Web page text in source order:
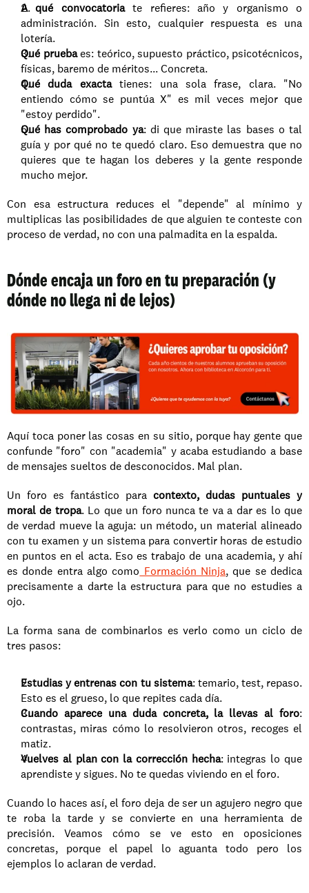
A qué convocatoria te refieres: año y organismo o
administración. Sin esto, cualquier respuesta es una
lotería.
Qué prueba es: teórico, supuesto práctico, psicotécnicos,
físicas, baremo de méritos... Concreta.
Qué duda exacta tienes: una sola frase, clara. "No
entiendo cómo se puntúa X" es mil veces mejor que
"estoy perdido".
Qué has comprobado ya: di que miraste las bases o tal
guía y por qué no te quedó claro. Eso demuestra que no
quieres que te hagan los deberes y la gente responde
mucho mejor.
Con esa estructura reduces el "depende" al mínimo y
multiplicas las posibilidades de que alguien te conteste con
proceso de verdad, no con una palmadita en la espalda.
Dónde encaja un foro en tu preparación (y
dónde no llega ni de lejos)
Aquí toca poner las cosas en su sitio, porque hay gente que
confunde "foro" con "academia" y acaba estudiando a base
de mensajes sueltos de desconocidos. Mal plan.
Un foro es fantástico para contexto, dudas puntuales y
moral de tropa. Lo que un foro nunca te va a dar es lo que
de verdad mueve la aguja: un método, un material alineado
con tu examen y un sistema para convertir horas de estudio
en puntos en el acta. Eso es trabajo de una academia, y ahí
es donde entra algo como Formación Ninja, que se dedica
precisamente a darte la estructura para que no estudies a
ojo.
La forma sana de combinarlos es verlo como un ciclo de
tres pasos:
Estudias y entrenas con tu sistema: temario, test, repaso.
Esto es el grueso, lo que repites cada día.
Cuando aparece una duda concreta, la llevas al foro:
contrastas, miras cómo lo resolvieron otros, recoges el
matiz.
Vuelves al plan con la corrección hecha: integras lo que
aprendiste y sigues. No te quedas viviendo en el foro.
Cuando lo haces así, el foro deja de ser un agujero negro que
te roba la tarde y se convierte en una herramienta de
precisión. Veamos cómo se ve esto en oposiciones
concretas, porque el papel lo aguanta todo pero los
ejemplos lo aclaran de verdad.